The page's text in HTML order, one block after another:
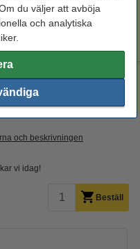
du väljer att avböja
och analytiska
till 123ink ljusslinga 10m |
och beskrivningen
vi idag!
Beställ